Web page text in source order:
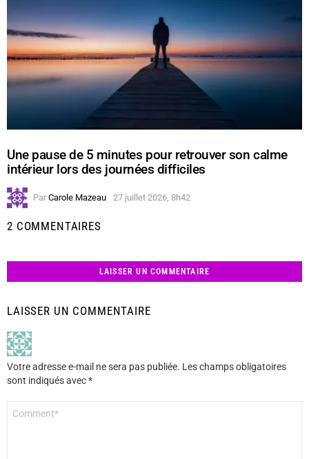
Une pause de 5 minutes pour retrouver son calme
intérieur lors des journées difficiles
Par Carole Mazeau 27 juillet 2026, 8h42
2 COMMENTAIRES
LAISSER UN COMMENTAIRE
LAISSER UN COMMENTAIRE
Votre adresse e-mail ne sera pas publiée. Les champs obligatoires
sont indiqués avec*